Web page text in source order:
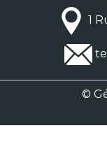
1
©